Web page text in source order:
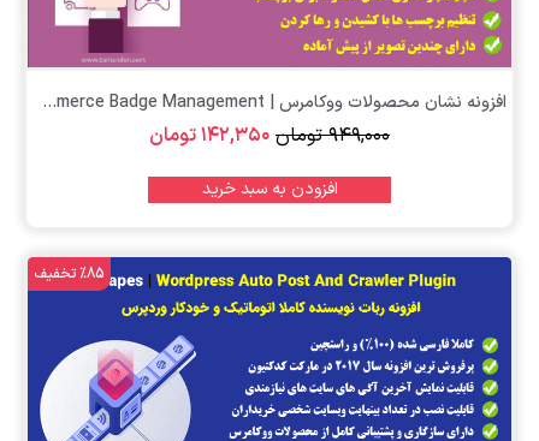
افزونه نشان محصولات ووکامرس | Yith WooCommerce Badge Management
۹۴۹,۰۰۰ تومان ۱۴۲,۳۵۰تومان
افزودن به سبد خرید
%85 تخفیف